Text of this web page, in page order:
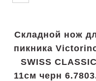
Складной нож
пикника
SWISS CLASSIC
11см черн